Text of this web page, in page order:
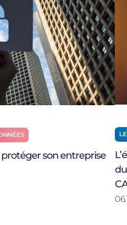
protéger son entreprise